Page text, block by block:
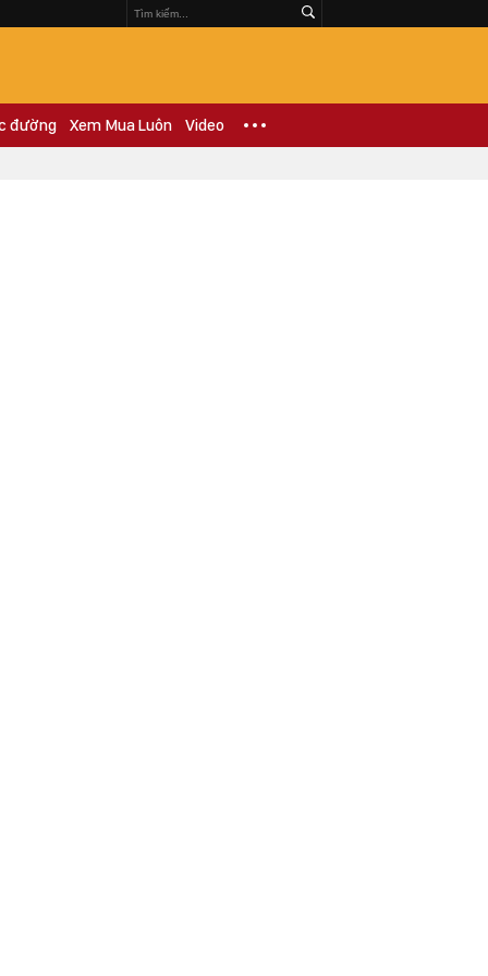
đường Xem Mua Luôn Video